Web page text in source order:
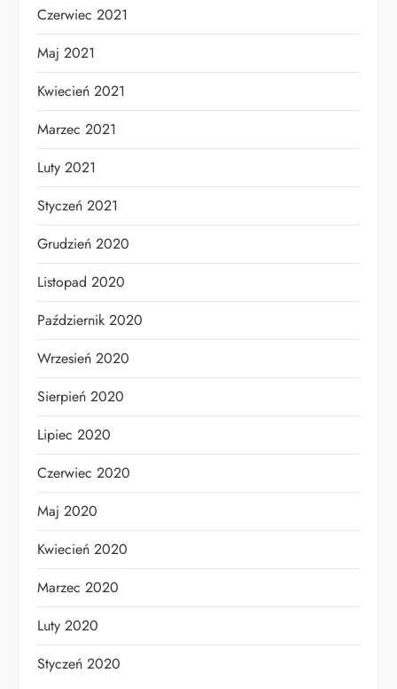
Czerwiec 2021
Maj 2021
Kwiecień 2021
Marzec 2021
Luty 2021
Styczeń 2021
Grudzień 2020
Listopad 2020
Październik 2020
Wrzesień 2020
Sierpień 2020
Lipiec 2020
Czerwiec 2020
Maj 2020
Kwiecień 2020
Marzec 2020
Luty 2020
Styczeń 2020